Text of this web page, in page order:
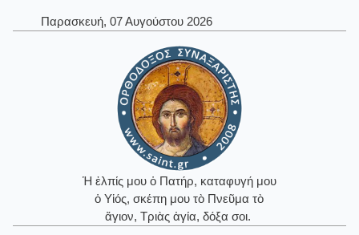
Παρασκευή, 07 Αυγούστου 2026
Ἡ ἐλπίς μου ὁ Πατήρ, καταφυγή μου
ὁ Υἱός, σκέπη μου τὸ Πνεῦμα τὸ
ἅγιον, Τριὰς ἁγία, δόξα σοι.